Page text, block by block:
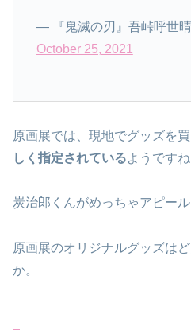
— 『鬼滅の刃』吾峠呼世
October 25, 2021
原画展では、現地でグッズを買
しく指定されているようですね
炭治郎くんがめっちゃアピー
原画展のオリジナルグッズは
か。